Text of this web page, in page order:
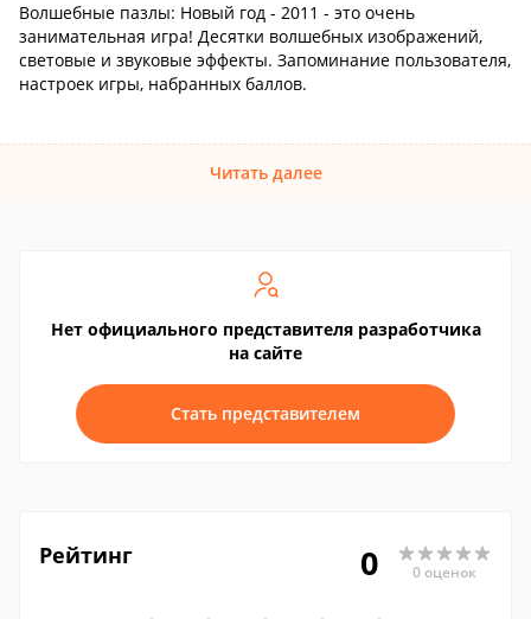
Волшебные пазлы: Новый год - 2011 - это очень
занимательная игра! Десятки волшебных изображений,
световые и звуковые эффекты. Запоминание пользователя,
настроек игры, набранных баллов.
Читать далее
Нет официального представителя разработчика
на сайте
Стать представителем
Рейтинг 0 0 оценок